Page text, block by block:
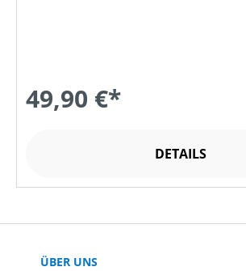
49,90 €*
DETAILS
ÜBER UNS